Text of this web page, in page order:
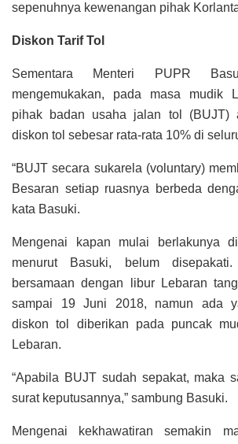
sepenuhnya kewenangan pihak
Diskon Tarif Tol
Sementara Menteri PUPR
mengemukakan, pada masa mudik
pihak badan usaha jalan tol (BUJT)
diskon tol sebesar rata-rata 10% di
“BUJT secara sukarela (voluntary)
Besaran setiap ruasnya berbeda
kata Basuki.
Mengenai kapan mulai berlakunya
menurut Basuki, belum
bersamaan dengan libur Lebaran
sampai 19 Juni 2018, namun ada
diskon tol diberikan pada puncak
Lebaran.
“Apabila BUJT sudah sepakat, maka
surat keputusannya,” sambung Basuki.
Mengenai kekhawatiran semakin